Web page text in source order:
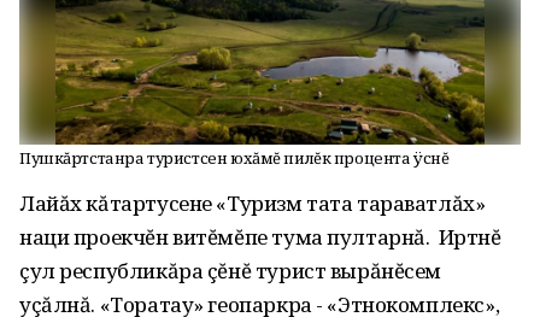
Пушкăртстанра туристсен юхăмĕ пилĕк процента ÿснĕ
Лайăх кăтартусене «Туризм тата тараватлăх»
наци проекчĕн витĕмĕпе тума пултарнă. Иртнĕ
çул республикăра çĕнĕ турист вырăнĕсем
уçăлнă. «Торатау» геопаркра - «Этнокомплекс»,